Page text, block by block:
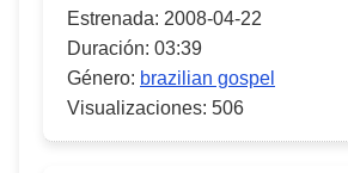
Estrenada: 2008-04-22
Duración: 03:39
Género: brazilian gospel
Visualizaciones: 506